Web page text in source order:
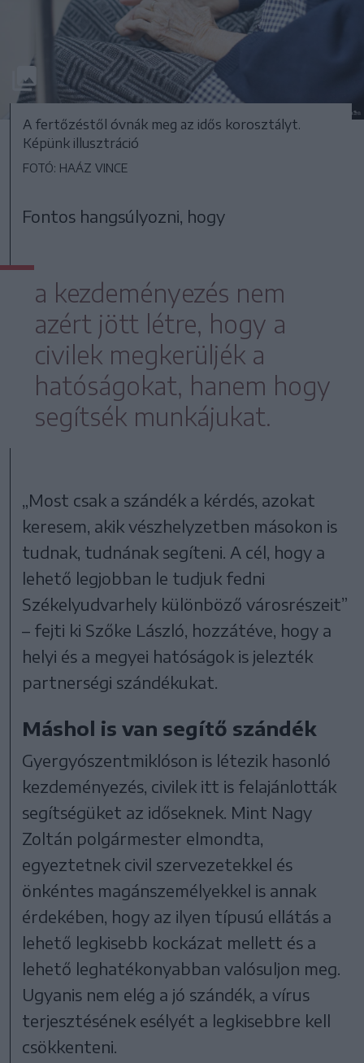
A fertőzéstől óvnák meg az idős korosztályt.
Képünk illusztráció
FOTÓ: HAÁZ VINCE
Fontos hangsúlyozni, hogy
a kezdeményezés nem
azért jött létre, hogy a
civilek megkerüljék a
hatóságokat, hanem hogy
segítsék munkájukat.
„Most csak a szándék a kérdés, azokat
keresem, akik vészhelyzetben másokon is
tudnak, tudnának segíteni. A cél, hogy a
lehető legjobban le tudjuk fedni
Székelyudvarhely különböző városrészeit”
– fejti ki Szőke László, hozzátéve, hogy a
helyi és a megyei hatóságok is jelezték
partnerségi szándékukat.
Máshol is van segítő szándék
Gyergyószentmiklóson is létezik hasonló
kezdeményezés, civilek itt is felajánlották
segítségüket az időseknek. Mint Nagy
Zoltán polgármester elmondta,
egyeztetnek civil szervezetekkel és
önkéntes magánszemélyekkel is annak
érdekében, hogy az ilyen típusú ellátás a
lehető legkisebb kockázat mellett és a
lehető leghatékonyabban valósuljon meg.
Ugyanis nem elég a jó szándék, a vírus
terjesztésének esélyét a legkisebbre kell
csökkenteni.